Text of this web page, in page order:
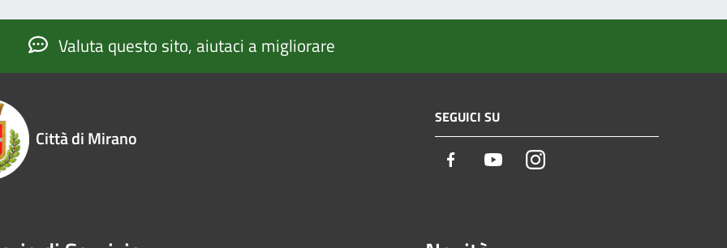
Valuta questo sito, aiutaci a migliorare
Città di Mirano
SEGUICI SU
Facebook YoutubeInstagram